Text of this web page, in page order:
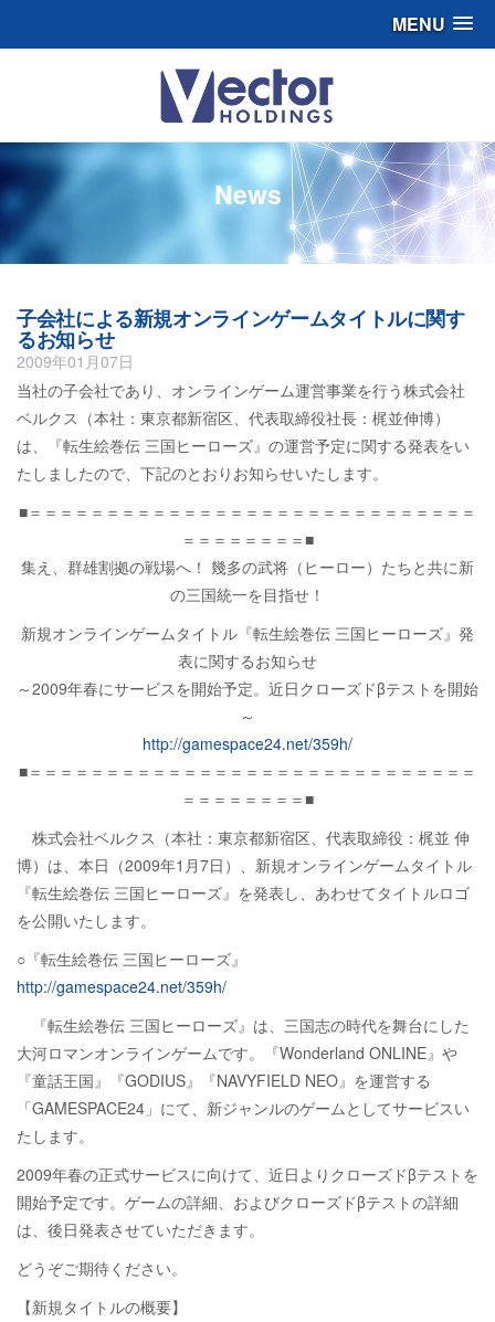
MENU
News
子会社による新規オンラインゲームタイトルに関す
るお知らせ
2009年01月07日
当社の子会社であり、オンラインゲーム運営事業を行う株式会社
ベルクス（本社：東京都新宿区、代表取締役社長：梶並伸博）
は、『転生絵巻伝 三国ヒーローズ』の運営予定に関する発表をい
たしましたので、下記のとおりお知らせいたします。
■＝＝＝＝＝＝＝＝＝＝＝＝＝＝＝＝＝＝＝＝＝＝＝＝＝＝＝＝＝
＝＝＝＝＝＝＝＝■
集え、群雄割拠の戦場へ！ 幾多の武将（ヒーロー）たちと共に新
の三国統一を目指せ！
新規オンラインゲームタイトル『転生絵巻伝 三国ヒーローズ』発
表に関するお知らせ
～2009年春にサービスを開始予定。近日クローズドβテストを開始
～
http://gamespace24.net/359h/
■＝＝＝＝＝＝＝＝＝＝＝＝＝＝＝＝＝＝＝＝＝＝＝＝＝＝＝＝＝
＝＝＝＝＝＝＝＝■
株式会社ベルクス（本社：東京都新宿区、代表取締役：梶並 伸
博）は、本日（2009年1月7日）、新規オンラインゲームタイトル
『転生絵巻伝 三国ヒーローズ』を発表し、あわせてタイトルロゴ
を公開いたします。
○『転生絵巻伝 三国ヒーローズ』
http://gamespace24.net/359h/
『転生絵巻伝 三国ヒーローズ』は、三国志の時代を舞台にした
大河ロマンオンラインゲームです。『Wonderland ONLINE』や
『童話王国』『GODIUS』『NAVYFIELD NEO』を運営する
「GAMESPACE24」にて、新ジャンルのゲームとしてサービスい
たします。
2009年春の正式サービスに向けて、近日よりクローズドβテストを
開始予定です。ゲームの詳細、およびクローズドβテストの詳細
は、後日発表させていただきます。
どうぞご期待ください。
【新規タイトルの概要】